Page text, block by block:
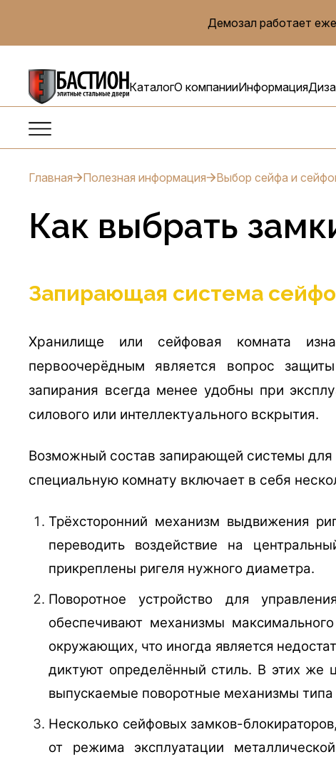
Демозал работает
КаталогО компанииИнформация
Главная Полезная информация Выбор сейфа и
Как выбрать
Запирающая система
Хранилище или сейфовая комната
первоочерёдным является вопрос
запирания всегда менее удобны при
силового или интеллектуального вскрытия.
Возможный состав запирающей системы для
специальную комнату включает в себя
Трёхсторонний механизм выдвижения
переводить воздействие на
прикреплены ригеля нужного диаметра.
Поворотное устройство для
обеспечивают механизмы
окружающих, что иногда является
диктуют определённый стиль. В этих же
выпускаемые поворотные механизмы типа
Несколько сейфовых замков-
от режима эксплуатации